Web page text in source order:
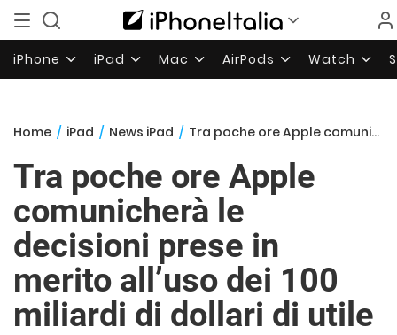
iPhone iPad Mac AirPods Watch
Home / iPad / News iPad / Tra poche ore Apple comunicherà le decisioni prese in merito all’uso dei 100 miliardi di dollari di utile
Tra poche ore Apple
comunicherà le
decisioni prese in
merito all’uso dei 100
miliardi di dollari di utile